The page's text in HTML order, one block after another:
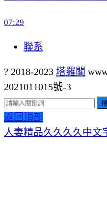
07:29
聯系
? 2018-2023 塔羅閣
2021011015號-3
返回頂部
人妻精品久久久久中文